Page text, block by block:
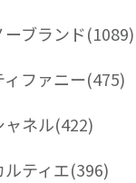
ーブランド(1089)
ィファニー(475)
ャネル(422)
ルティエ(396)